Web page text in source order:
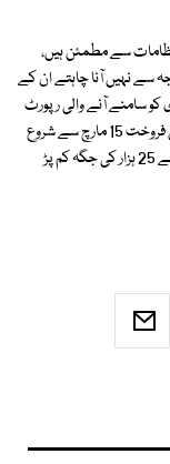
سے مطمئن ہیں،
سے نہیں آنا چاہتے ان کے
ہیں، غیرملکی سکیورٹی ایجنسی کی 20 فروری کو سامنے آنے والی رپورٹ
پہلے سے زیادہ تسلی بخش ہے۔ انہوں نے کہا کہ ٹکٹوں کی فروخت 15 مارچ سے شروع
ہوگی، قیمت ایک ہزار سے 12ہزار تک ہو گی جب کہ لگتا ہے 25 ہزار کی جگہ کم پڑ